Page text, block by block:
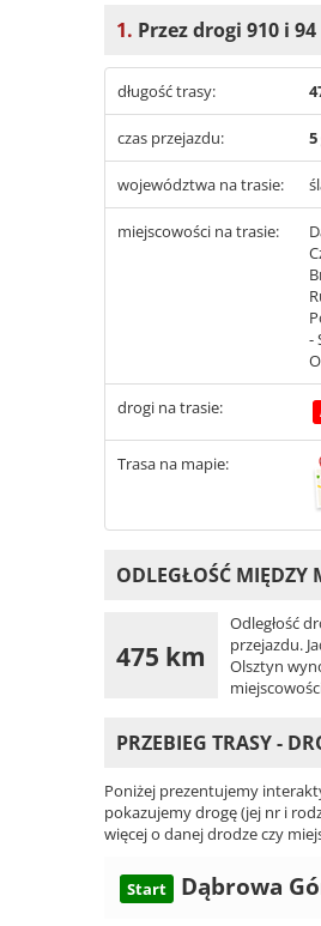
1. Przez drogi 910 i
długość trasy:
czas przejazdu:
województwa na trasie:
miejscowości na trasie:
-
drogi na trasie:
Trasa na mapie:
ODLEGŁOŚĆ MIĘDZY
475 km
Odległość
przejazdu.
Olsztyn
PRZEBIEG TRASY -
Poniżej prezentujemy
pokazujemy drogę (jej nr i
więcej o danej drodze czy
Start Dąbrowa